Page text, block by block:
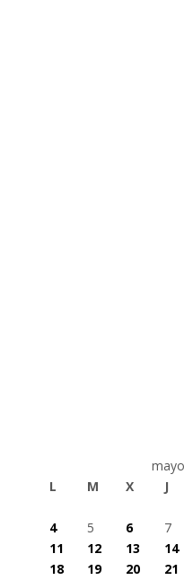
L
M X J
4
5 6 7
11
12 13 14
18
19 20 21